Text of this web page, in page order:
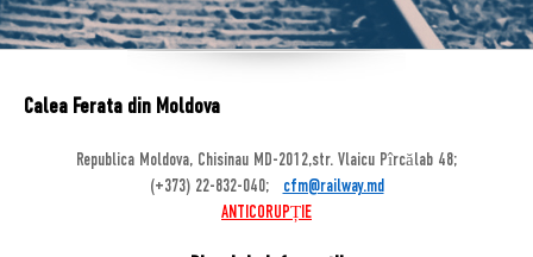
Calea Ferata din Moldova
Republica Moldova, Chisinau MD-2012,str. Vlaicu Pîrcălab 48;
(+373) 22-832-040;
cfm@railway.md
ANTICORUPȚIE